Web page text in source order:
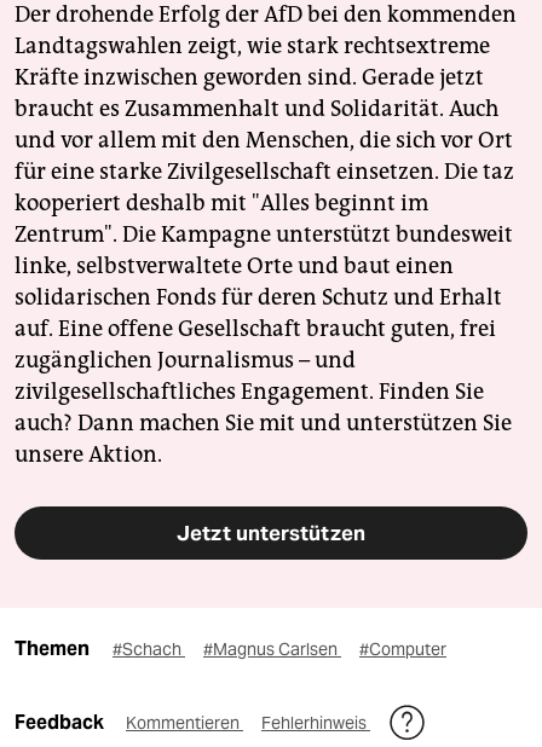
Der drohende Erfolg der AfD bei den kommenden
Landtagswahlen zeigt, wie stark rechtsextreme
Kräfte inzwischen geworden sind. Gerade jetzt
braucht es Zusammenhalt und Solidarität. Auch
und vor allem mit den Menschen, die sich vor Ort
für eine starke Zivilgesellschaft einsetzen. Die taz
kooperiert deshalb mit "Alles beginnt im
Zentrum". Die Kampagne unterstützt bundesweit
linke, selbstverwaltete Orte und baut einen
solidarischen Fonds für deren Schutz und Erhalt
auf. Eine offene Gesellschaft braucht guten, frei
zugänglichen Journalismus – und
zivilgesellschaftliches Engagement. Finden Sie
auch? Dann machen Sie mit und unterstützen Sie
unsere Aktion.
Jetzt unterstützen
Themen #Schach #Magnus Carlsen #Computer
Feedback Kommentieren Fehlerhinweis